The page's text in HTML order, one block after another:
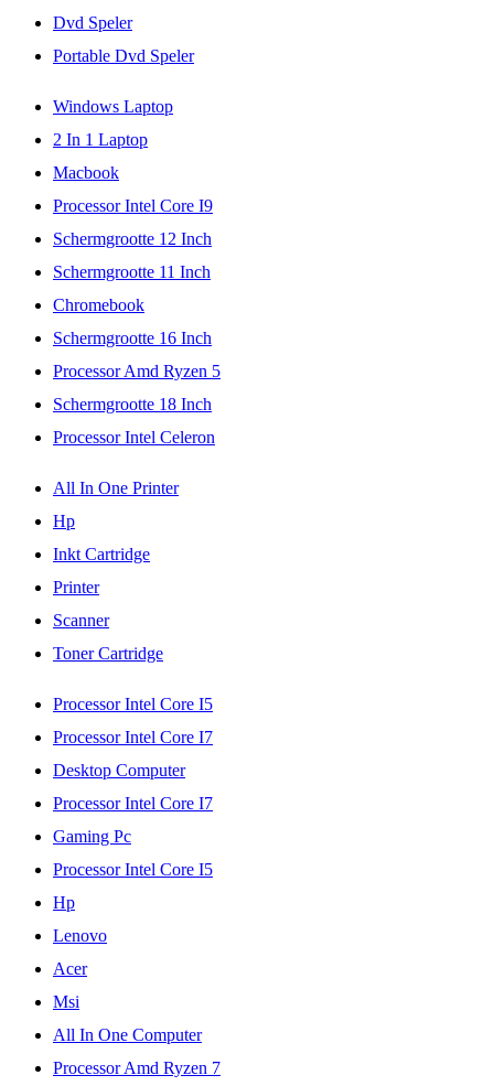
Dvd Speler
Portable Dvd Speler
Windows Laptop
2 In 1 Laptop
Macbook
Processor Intel Core I9
Schermgrootte 12 Inch
Schermgrootte 11 Inch
Chromebook
Schermgrootte 16 Inch
Processor Amd Ryzen 5
Schermgrootte 18 Inch
Processor Intel Celeron
All In One Printer
Hp
Inkt Cartridge
Printer
Scanner
Toner Cartridge
Processor Intel Core I5
Processor Intel Core I7
Desktop Computer
Processor Intel Core I7
Gaming Pc
Processor Intel Core I5
Hp
Lenovo
Acer
Msi
All In One Computer
Processor Amd Ryzen 7